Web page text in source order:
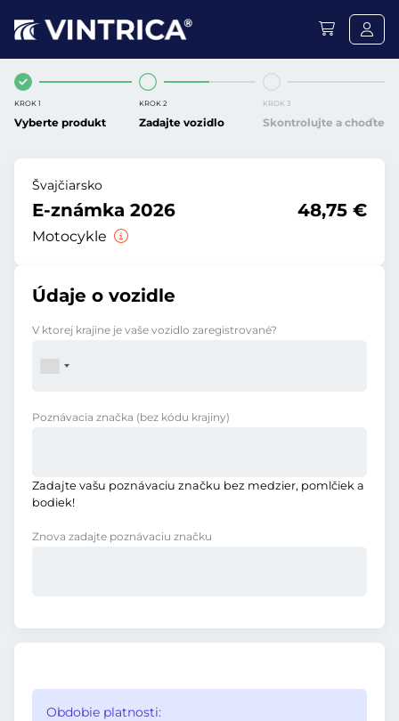
KROK 1
Vyberte produkt
KROK 2
Zadajte vozidlo
KROK 3
Skontrolujte a choďte
Švajčiarsko
E-známka 2026
Motocykle
48,75 €
Údaje o vozidle
V ktorej krajine je vaše vozidlo zaregistrované?
Poznávacia značka (bez kódu krajiny)
Zadajte vašu poznávaciu značku bez medzier, pomlčiek a
bodiek!
Znova zadajte poznávaciu značku
Obdobie platnosti: